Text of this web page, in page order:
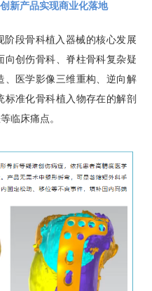
新产品实现商业化落地
阶段骨科植入器械的核心发展
向创伤骨科、脊柱骨科复杂疑
、医学影像三维重构、逆向解
准化骨科植入物存在的解剖
临床痛点。